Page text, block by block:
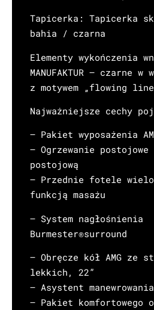
Tapicerka: Tapicerka
bahia / czarna
Elementy wykończenia
MANUFAKTUR – czarne w
z motywem „flowing
Najważniejsze cechy
– Pakiet wyposażenia
– Ogrzewanie
postojową
– Przednie fotele
funkcją masażu
– System nagłośnienia
Burmester®surround
– Obręcze kół AMG ze
lekkich, 22”
– Asystent
– Pakiet komfortowego